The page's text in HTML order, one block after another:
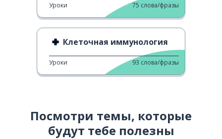
Уроки 75 слова/фразы
Клеточная иммунология
Уроки 93 слова/фразы
Посмотри темы, которые
будут тебе полезны